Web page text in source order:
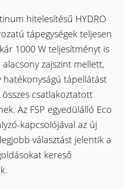
hitelesítésű HYDRO
tápegységek teljesen
1000 W teljesítményt is
zajszint mellett,
hatékonyságú tápellátást
csatlakoztatott
Az FSP egyedülálló Eco
kapcsolójával az új
választást jelentik a
kereső